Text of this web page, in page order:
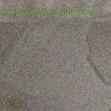
|SEEDMAGAZINE.COM